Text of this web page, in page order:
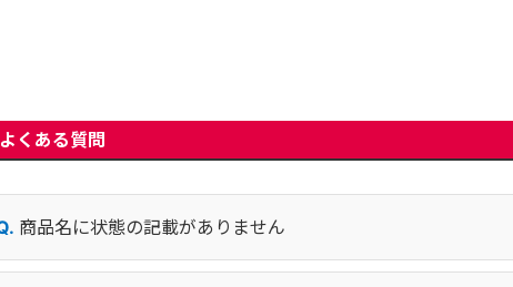
よくある質問
商品名に状態の記載がありません